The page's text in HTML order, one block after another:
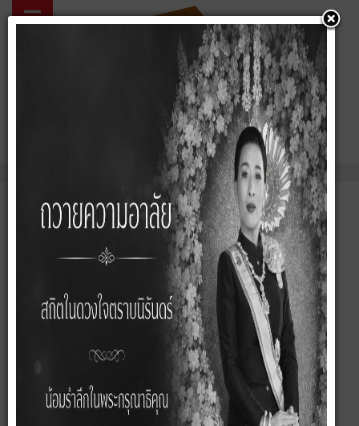
02 057 5424
ทีมงานมืออาชีพ
บ้านเดี่ยว/บ้านแฝด ทาวน์เฮ้าส์/ทาวน์โฮม คอนโดมิเนียม